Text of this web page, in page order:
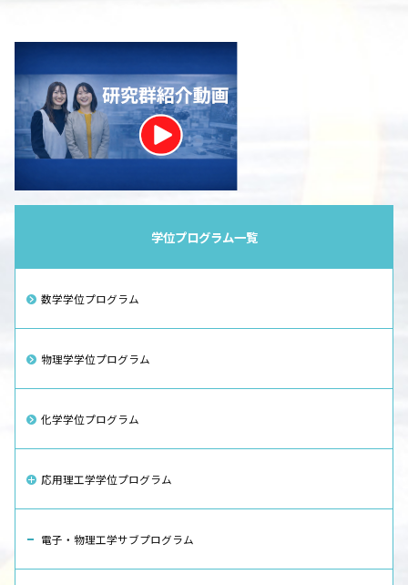
学位プログラム一覧
数学学位プログラム
物理学学位プログラム
化学学位プログラム
応用理工学学位プログラム
電子・物理工学サブプログラム